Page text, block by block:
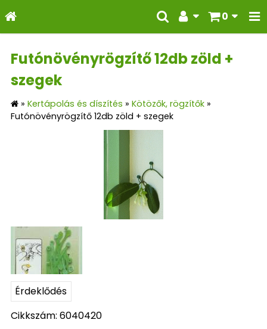
0
Futónövényrögzítő 12db zöld +
szegek
» Kertápolás és díszítés » Kötözők, rögzítők »
Futónövényrögzítő 12db zöld + szegek
Érdeklődés
Cikkszám: 6040420